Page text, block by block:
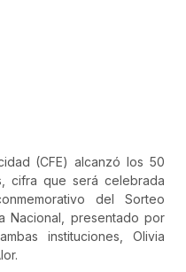
(CFE) alcanzó los 50
cifra que será celebrada
del Sorteo
Nacional, presentado por
instituciones, Olivia